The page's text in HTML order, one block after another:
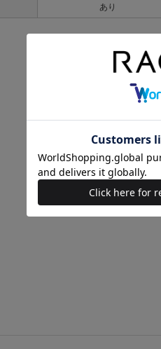
あり